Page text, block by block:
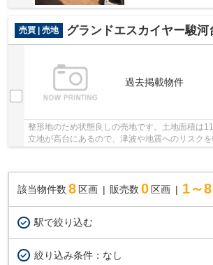
売買 | 売地 グランドエスカイヤー駿河
過去掲載物件
整形地のため状態良しの売地です。土地面積は
立地が高台にあるので、津波や地震へのリスク
該当物件数 8 区画 販売数 0 区画 1～8
駅で絞り込む
絞り込み条件： なし